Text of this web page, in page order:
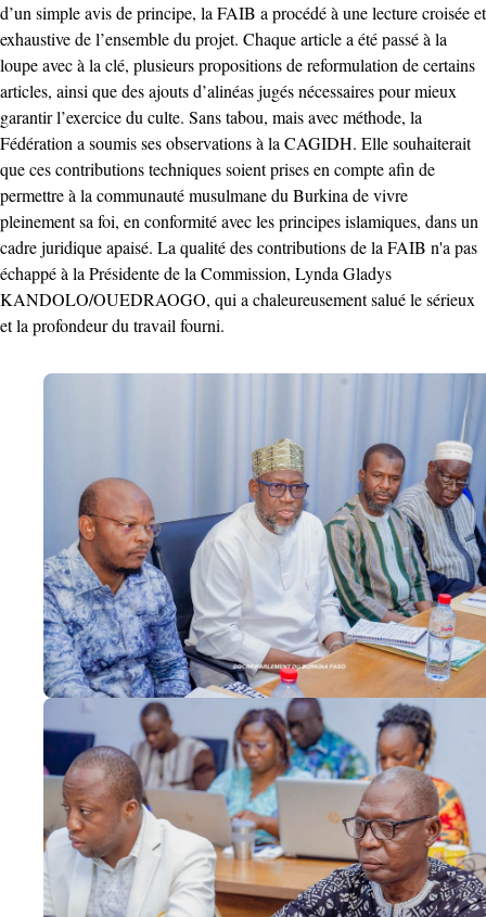
d’un simple avis de principe, la FAIB a procédé à une lecture croisée et
exhaustive de l’ensemble du projet. Chaque article a été passé à la
loupe avec à la clé, plusieurs propositions de reformulation de certains
articles, ainsi que des ajouts d’alinéas jugés nécessaires pour mieux
garantir l’exercice du culte. Sans tabou, mais avec méthode, la
Fédération a soumis ses observations à la CAGIDH. Elle souhaiterait
que ces contributions techniques soient prises en compte afin de
permettre à la communauté musulmane du Burkina de vivre
pleinement sa foi, en conformité avec les principes islamiques, dans un
cadre juridique apaisé. La qualité des contributions de la FAIB n'a pas
échappé à la Présidente de la Commission, Lynda Gladys
KANDOLO/OUEDRAOGO, qui a chaleureusement salué le sérieux
et la profondeur du travail fourni.